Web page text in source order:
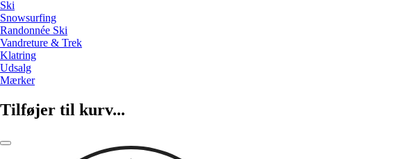
Ski
Snowsurfing
Randonnée Ski
Vandreture & Trek
Klatring
Udsalg
Mærker
Tilføjer til kurv...